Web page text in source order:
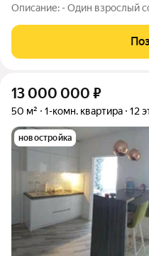
Описание: - Один взрослый
заезжайте и живите! -
дом, обеспечивающий
13 000 000 ₽
50 м² 1-комн. квартира 12
новостройка